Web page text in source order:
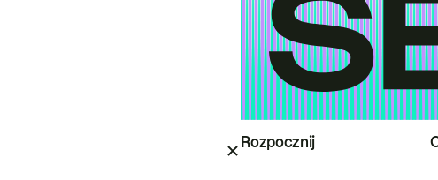
Rozpocznij